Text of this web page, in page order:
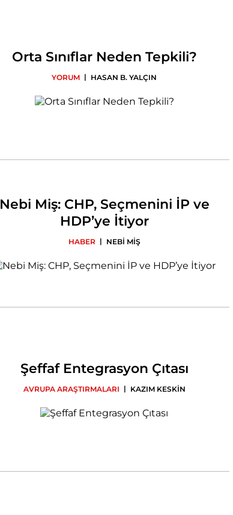
Orta Sınıflar Neden Tepkili?
YORUM | HASAN B. YALÇIN
Nebi Miş: CHP, Seçmenini İP ve
HDP’ye İtiyor
HABER | NEBİ MİŞ
Şeffaf Entegrasyon Çıtası
AVRUPA ARAŞTIRMALARI | KAZIM KESKİN